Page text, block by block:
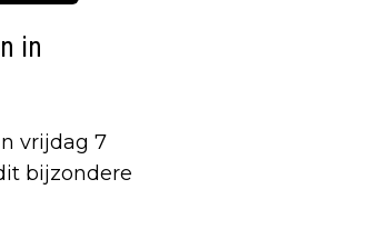
in
vrijdag 7
bijzondere